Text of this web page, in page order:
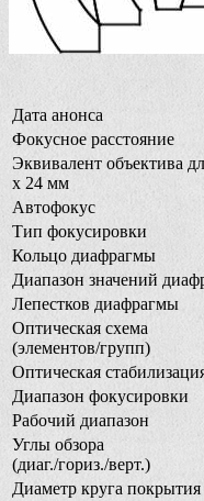
Дата анонса
Фокусное расстояние
Эквивалент объектива
х 24 мм
Автофокус
Тип фокусировки
Кольцо диафрагмы
Диапазон значений
Лепестков диафрагмы
Оптическая схема
(элементов/групп)
Оптическая
Диапазон фокусировки
Рабочий диапазон
Углы обзора
(диаг./гориз./верт.)
Диаметр круга покрытия